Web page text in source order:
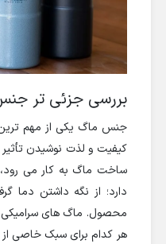
بررسی جزئی تر
جنس ماگ یکی از مهم ترین
کیفیت و لذت نوشیدن تأثیر
ساخت ماگ به کار می
دارد؛ از نگه داشتن دما
محصول. ماگ های سرامیکی،
هر کدام برای سبک خاصی از